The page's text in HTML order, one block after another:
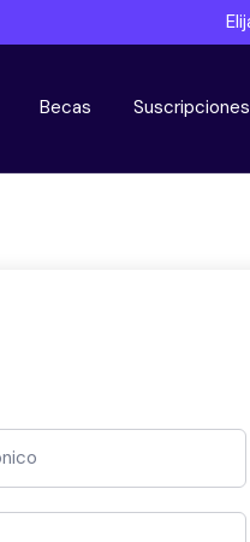
Becas Suscripciones